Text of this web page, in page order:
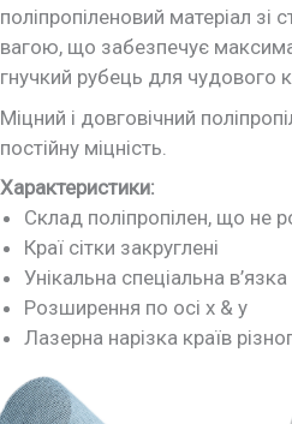
поліпропіленовий матеріал
вагою, що забезпечує
гнучкий рубець для чудового
Міцний і довговічний
постійну міцність.
Характеристики:
Склад поліпропілен, що не
Краї сітки закруглені
Унікальна спеціальна в’язка
Розширення по осі x & y
Лазерна нарізка країв